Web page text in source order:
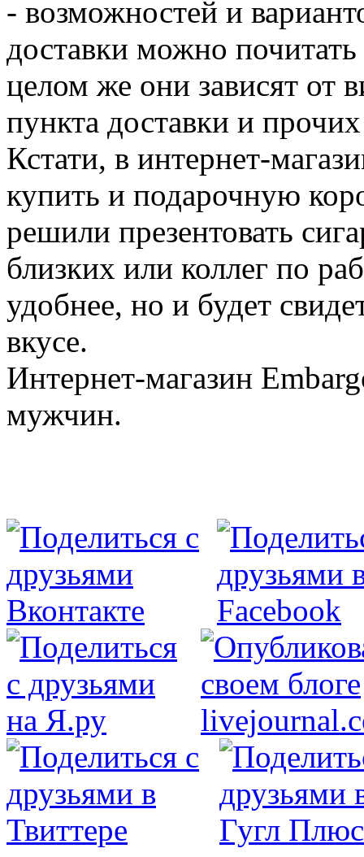
- возможностей и
доставки можно
целом же они зависят от
пункта доставки и
Кстати, в интернет-
купить и подарочную
решили презентовать
близких или коллег по
удобнее, но и будет
вкусе.
Интернет-магазин
мужчин.